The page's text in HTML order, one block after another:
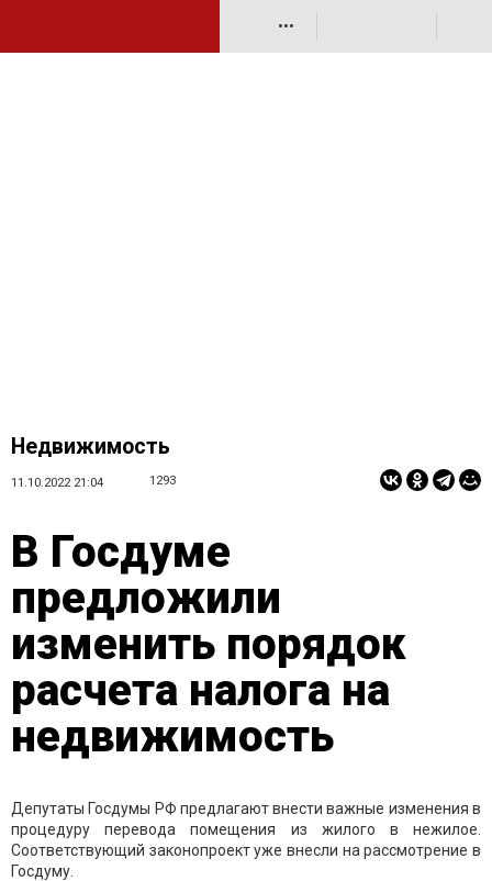
•••
Недвижимость
11.10.2022 21:04 1293
В Госдуме
предложили
изменить порядок
расчета налога на
недвижимость
Депутаты Госдумы РФ предлагают внести важные изменения в
процедуру перевода помещения из жилого в нежилое.
Соответствующий законопроект уже внесли на рассмотрение в
Госдуму.